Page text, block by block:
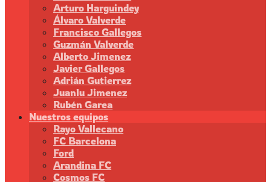
Arturo Harguindey
Álvaro Valverde
Francisco Gallegos
Guzmán Valverde
Alberto Jimenez
Javier Gallegos
Adrián Gutierrez
Juanlu Jimenez
Rubén Garea
Nuestros equipos
Rayo Vallecano
FC Barcelona
Ford
Arandina FC
Cosmos FC